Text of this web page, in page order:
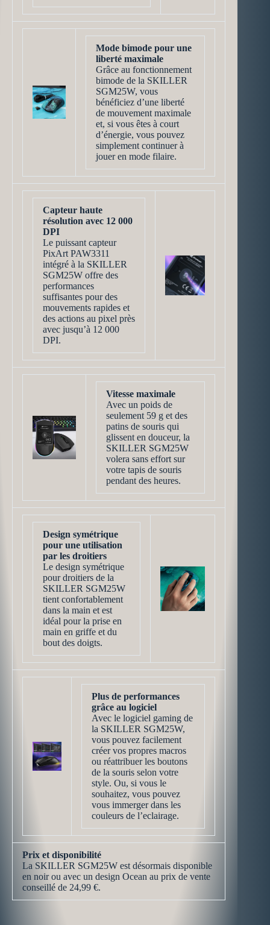
Mode bimode pour une
liberté maximale
Grâce au fonctionnement
bimode de la SKILLER
SGM25W, vous
bénéficiez d’une liberté
de mouvement maximale
et, si vous êtes à court
d’énergie, vous pouvez
simplement continuer à
jouer en mode filaire.
Capteur haute
résolution avec 12 000
DPI
Le puissant capteur
PixArt PAW3311
intégré à la SKILLER
SGM25W offre des
performances
suffisantes pour des
mouvements rapides et
des actions au pixel près
avec jusqu’à 12 000
DPI.
Vitesse maximale
Avec un poids de
seulement 59 g et des
patins de souris qui
glissent en douceur, la
SKILLER SGM25W
volera sans effort sur
votre tapis de souris
pendant des heures.
Design symétrique
pour une utilisation
par les droitiers
Le design symétrique
pour droitiers de la
SKILLER SGM25W
tient confortablement
dans la main et est
idéal pour la prise en
main en griffe et du
bout des doigts.
Plus de performances
grâce au logiciel
Avec le logiciel gaming de
la SKILLER SGM25W,
vous pouvez facilement
créer vos propres macros
ou réattribuer les boutons
de la souris selon votre
style. Ou, si vous le
souhaitez, vous pouvez
vous immerger dans les
couleurs de l’eclairage.
Prix et disponibilité
La SKILLER SGM25W est désormais disponible
en noir ou avec un design Ocean au prix de vente
conseillé de 24,99 €.